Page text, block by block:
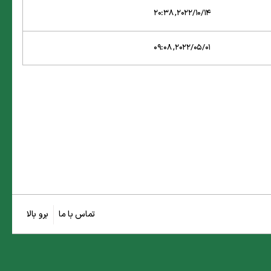
2022/10/14, 20:38
2022/05/01, 09:08
تماس با ما برو بالا